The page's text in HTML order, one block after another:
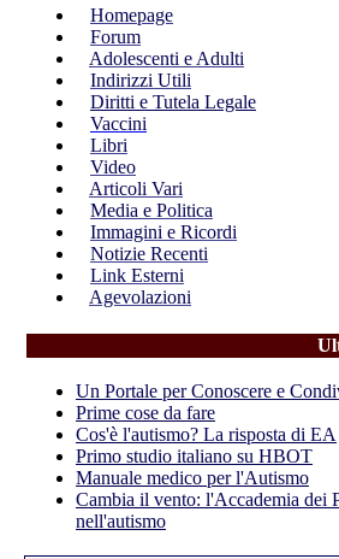
Homepage
Forum
Adolescenti e Adulti
Indirizzi Utili
Diritti e Tutela Legale
Vaccini
Libri
Video
Articoli Vari
Media e Politica
Immagini e Ricordi
Notizie Recenti
Link Esterni
Agevolazioni
Un Portale per Conoscere e
Prime cose da fare
Cos'è l'autismo? La risposta di EA
Primo studio italiano su HBOT
Manuale medico per l'Autismo
Cambia il vento: l'Accademia dei
nell'autismo